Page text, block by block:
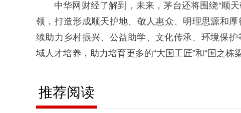
中华网财经了解到，未来，茅台还将围绕“顺
领，打造形成顺天护地、敬人惠众、明理思源和
续助力乡村振兴、公益助学、文化传承、环境保
域人才培养，助力培育更多的“大国工匠”和“国之栋梁
推荐阅读